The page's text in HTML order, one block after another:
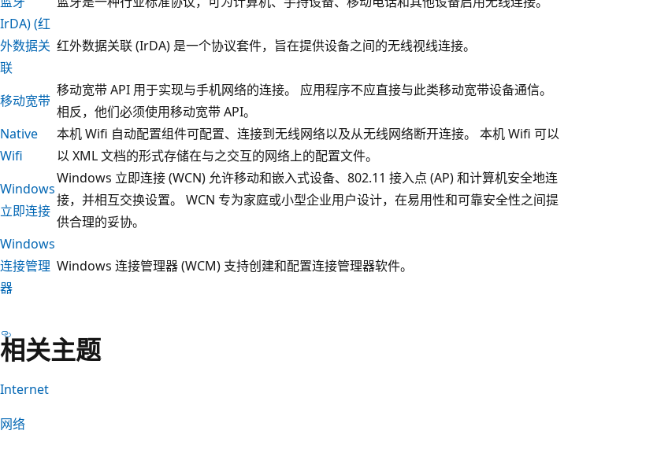
IrDA) (红
外数据关
联
红外数据关联 (IrDA) 是一个协议套件，旨在提供设备之间的无线视线连接。
移动宽带
移动宽带 API 用于实现与手机网络的连接。 应用程序不应直接与此类移动宽带设备通信。
相反，他们必须使用移动宽带 API。
Native
Wifi
本机 Wifi 自动配置组件可配置、连接到无线网络以及从无线网络断开连接。 本机 Wifi 可以
以 XML 文档的形式存储在与之交互的网络上的配置文件。
Windows
立即连接
Windows 立即连接 (WCN) 允许移动和嵌入式设备、802.11 接入点 (AP) 和计算机安全地连
接，并相互交换设置。 WCN 专为家庭或小型企业用户设计，在易用性和可靠安全性之间提
供合理的妥协。
Windows
连接管理
器
Windows 连接管理器 (WCM) 支持创建和配置连接管理器软件。
相关主题
Internet
网络